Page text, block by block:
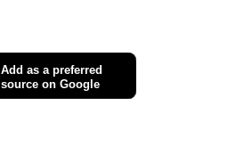
Add as a preferred
source on Google